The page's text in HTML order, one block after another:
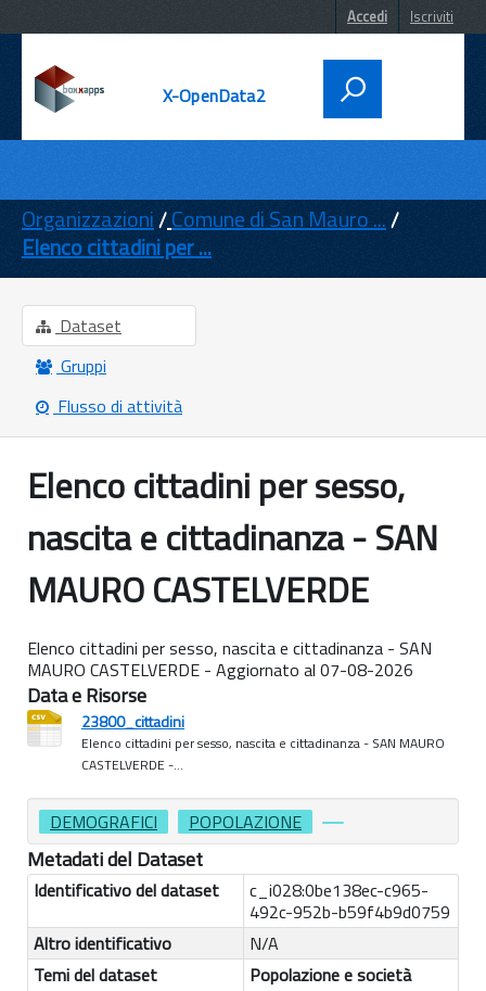
Accedi Iscriviti
X-OpenData2
ENTI
TEMI
INFORMAZIONI
Organizzazioni Comune di San Mauro ...
Elenco cittadini per ...
Dataset
Gruppi
Flusso di attività
Elenco cittadini per sesso,
nascita e cittadinanza - SAN
MAURO CASTELVERDE
Elenco cittadini per sesso, nascita e cittadinanza - SAN
MAURO CASTELVERDE - Aggiornato al 07-08-2026
Data e Risorse
23800_cittadini
Elenco cittadini per sesso, nascita e cittadinanza - SAN MAURO
CASTELVERDE -...
DEMOGRAFICI POPOLAZIONE
Metadati del Dataset
Identificativo del dataset
c_i028:0be138ec-c965-
492c-952b-b59f4b9d0759
Altro identificativo
N/A
Temi del dataset
Popolazione e società